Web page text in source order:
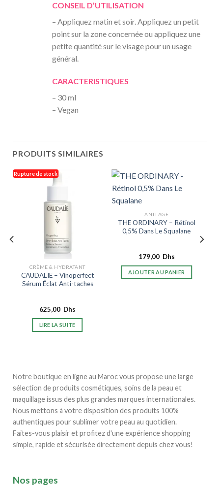
CONSEIL D’UTILISATION
– Appliquez matin et soir. Appliquez un petit
point sur la zone concernée ou appliquez une
petite quantité sur le visage pour un usage
général.
CARACTERISTIQUES
– 30 ml
– Vegan
PRODUITS SIMILAIRES
Rupture de stock
CRÈME & HYDRATANT
CAUDALIE – Vinoperfect
Sérum Éclat Anti-taches
625,00 Dhs
LIRE LA SUITE
ANTI AGE
THE ORDINARY – Rétinol
0,5% Dans Le Squalane
179,00 Dhs
AJOUTER AU PANIER
Notre boutique en ligne au Maroc vous propose une large
sélection de produits cosmétiques, soins de la peau et
maquillage issus des plus grandes marques internationales.
Nous mettons à votre disposition des produits 100%
authentiques pour sublimer votre peau au quotidien.
Faites-vous plaisir et profitez d'une expérience shopping
simple, rapide et sécurisée directement depuis chez vous!
Nos pages